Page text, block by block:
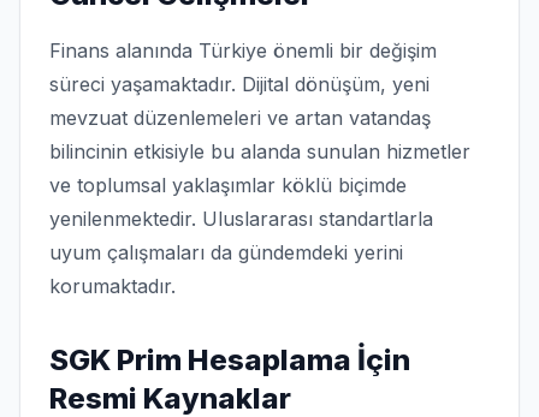
Finans alanında Türkiye önemli bir değişim
süreci yaşamaktadır. Dijital dönüşüm, yeni
mevzuat düzenlemeleri ve artan vatandaş
bilincinin etkisiyle bu alanda sunulan hizmetler
ve toplumsal yaklaşımlar köklü biçimde
yenilenmektedir. Uluslararası standartlarla
uyum çalışmaları da gündemdeki yerini
korumaktadır.
SGK Prim Hesaplama İçin
Resmi Kaynaklar